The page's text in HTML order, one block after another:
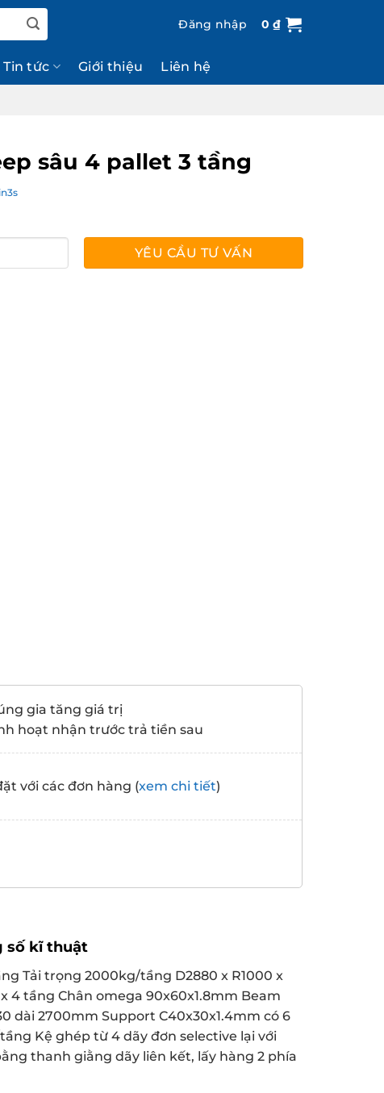
Đăng nhập 0₫
Tin tức Giới thiệu Liên hệ
sâu 4 pallet 3 tầng
gia tăng giá trị
hoạt nhận trước trả tiền sau
với các đơn hàng (xem chi tiết)
số kĩ thuật
Tải trọng 2000kg/tầng D2880 x R1000 x
4 tầng Chân omega 90x60x1.8mm Beam
dài 2700mm Support C40x30x1.4mm có 6
Kệ ghép từ 4 dãy đơn selective lại với
thanh giằng dãy liên kết, lấy hàng 2 phía